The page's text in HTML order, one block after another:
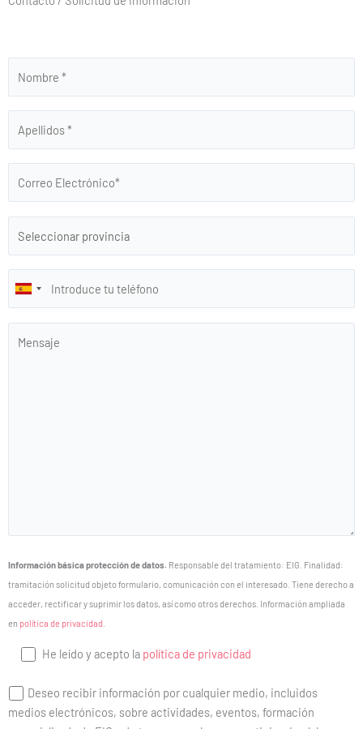
Información básica protección de datos. Responsable del tratamiento: EIG. Finalidad:
tramitación solicitud objeto formulario, comunicación con el interesado. Tiene derecho a
acceder, rectificar y suprimir los datos, así como otros derechos. Información ampliada
en política de privacidad
He leído y acepto la política de privacidad
Deseo recibir información por cualquier medio, incluidos
medios electrónicos, sobre actividades, eventos, formación